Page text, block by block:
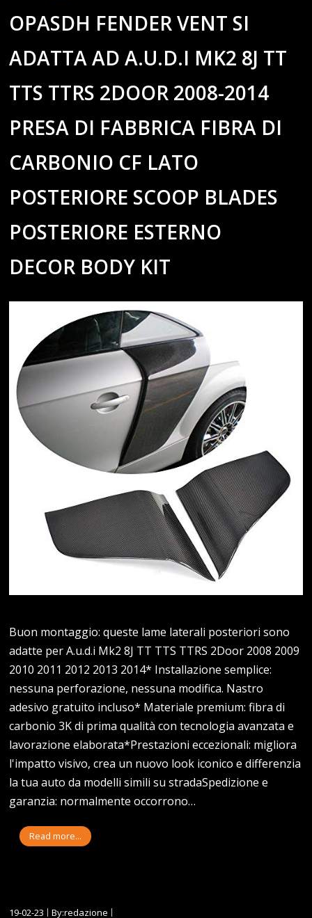
OPASDH FENDER VENT SI
ADATTA AD A.U.D.I MK2 8J TT
TTS TTRS 2DOOR 2008-2014
PRESA DI FABBRICA FIBRA DI
CARBONIO CF LATO
POSTERIORE SCOOP BLADES
POSTERIORE ESTERNO
DECOR BODY KIT
Buon montaggio: queste lame laterali posteriori sono
adatte per A.u.d.i Mk2 8J TT TTS TTRS 2Door 2008 2009
2010 2011 2012 2013 2014* Installazione semplice:
nessuna perforazione, nessuna modifica. Nastro
adesivo gratuito incluso* Materiale premium: fibra di
carbonio 3K di prima qualità con tecnologia avanzata e
lavorazione elaborata*Prestazioni eccezionali: migliora
l'impatto visivo, crea un nuovo look iconico e differenzia
la tua auto da modelli simili su stradaSpedizione e
garanzia: normalmente occorrono…
Read more...
19-02-23 By:redazione